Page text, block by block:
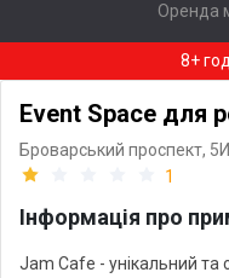
Оренда
8+
Event Space для
Броварський проспект,
1
Інформація про
Jam Cafe - унікальний та